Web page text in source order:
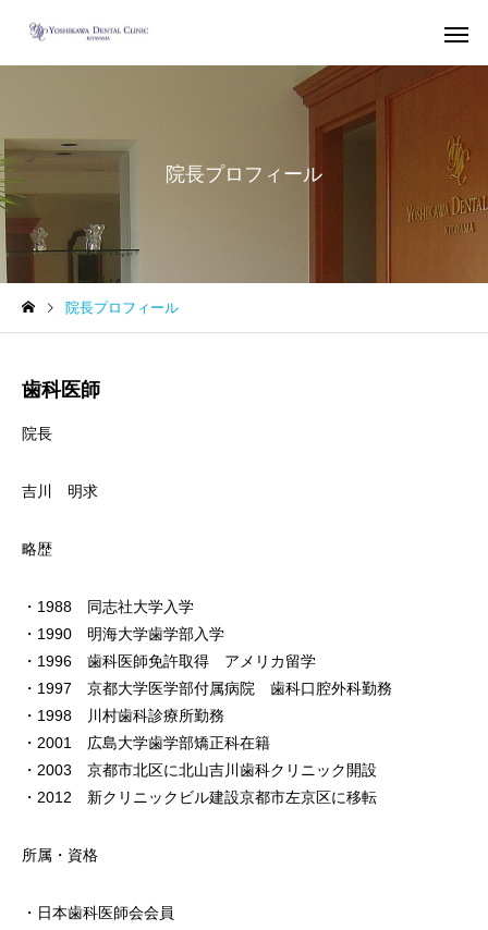
根管治療（歯内療
法）
虫歯治療で治す蓄膿症（歯
部分歯列矯正、レーザ
院長プロフィール
院長プロフィール
歯科医師
院長
吉川 明求
略歴
・1988 同志社大学入学
・1990 明海大学歯学部入学
・1996 歯科医師免許取得 アメリカ留学
・1997 京都大学医学部付属病院 歯科口腔外科勤務
・1998 川村歯科診療所勤務
・2001 広島大学歯学部矯正科在籍
・2003 京都市北区に北山吉川歯科クリニック開設
・2012 新クリニックビル建設京都市左京区に移転
所属・資格
・日本歯科医師会会員